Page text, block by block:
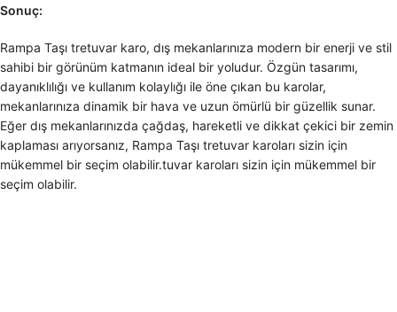
Sonuç:
Rampa Taşı tretuvar karo, dış mekanlarınıza modern bir enerji ve stil
sahibi bir görünüm katmanın ideal bir yoludur. Özgün tasarımı,
dayanıklılığı ve kullanım kolaylığı ile öne çıkan bu karolar,
mekanlarınıza dinamik bir hava ve uzun ömürlü bir güzellik sunar.
Eğer dış mekanlarınızda çağdaş, hareketli ve dikkat çekici bir zemin
kaplaması arıyorsanız, Rampa Taşı tretuvar karoları sizin için
mükemmel bir seçim olabilir.tuvar karoları sizin için mükemmel bir
seçim olabilir.